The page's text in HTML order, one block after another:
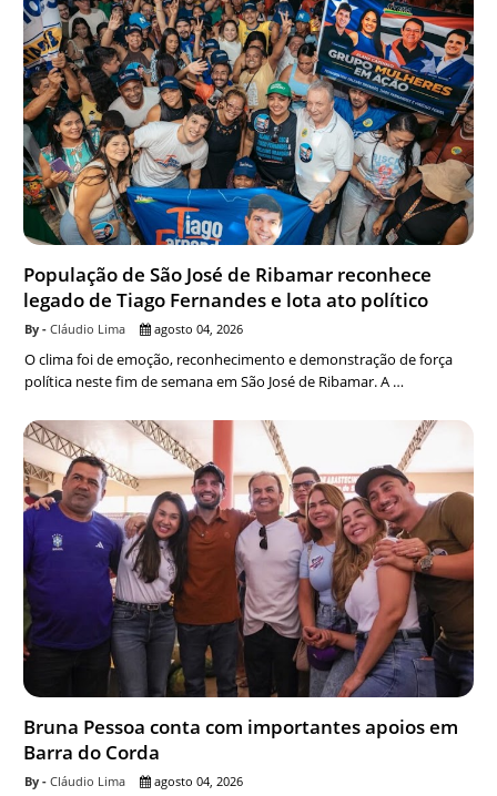
População de São José de Ribamar reconhece
legado de Tiago Fernandes e lota ato político
Cláudio Lima agosto 04, 2026
O clima foi de emoção, reconhecimento e demonstração de força
política neste fim de semana em São José de Ribamar. A …
Bruna Pessoa conta com importantes apoios em
Barra do Corda
Cláudio Lima agosto 04, 2026